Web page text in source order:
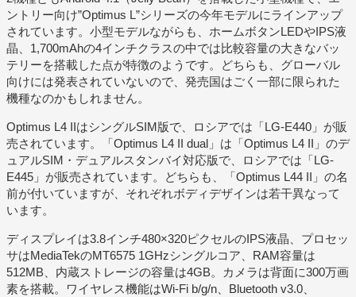
ントリー向け”Optimus L”シリーズの今年モデルにラインアップ
されています。小型モデルながらも、ホームボタンLEDやIPS液
晶、1,700mAhの4インチクラスの中では比較容量の大きなバッ
テリーを搭載した点が特徴のようです。どちらも、グローバル
向けには発表されていないので、発売国はごく一部に限られた
機種なのかもしれません。
Optimus L4 IIはシングルSIM版で、ロシアでは「LG-E440」が販
売されています。「Optimus L4 II dual」は「Optimus L4 II」のデ
ュアルSIM・デュアルスタンバイ対応版で、ロシアでは「LG-
E445」が販売されています。どちらも、「Optimus L44 II」の名
前が付いていますが、それぞれボディデザインは若干異なって
います。
ディスプレイは3.8インチ480×320ピクセルのIPS液晶、プロセッ
サはMediaTekのMT6575 1GHzシングルコア、RAM容量は
512MB、内蔵ストレージの容量は4GB。カメラは背面に300万画
素を搭載。ワイヤレス機能はWi-Fi b/g/n、Bluetooth v3.0、